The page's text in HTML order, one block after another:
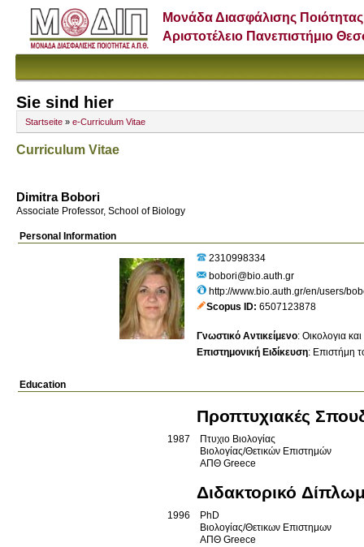
Μονάδα Διασφάλισης Ποιότητας
Αριστοτέλειο Πανεπιστήμιο
Sie sind hier
Startseite » e-Curriculum Vitae
Curriculum Vitae
Dimitra Bobori
Associate Professor, School of Biology
Personal Information
2310998334
bobori@bio.auth.gr
http://www.bio.auth.gr/en/users/
Scopus ID 6507123878
Γνωστικό Αντικείμενο: Οικολογια
Επιστημονική Ειδίκευση: Επιστήμη
Education
Προπτυχιακές
1987
Πτυχιο Βιολογίας
Βιολογίας/Θετικών Επιστημών
ΑΠΘ Greece
Διδακτορικό
1996
PhD
Βιολογίας/Θετικων Επιστημων
ΑΠΘ Greece